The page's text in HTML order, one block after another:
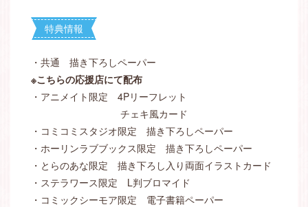
特典情報
・共通 描き下ろしペーパー
※こちらの応援店にて配布
・アニメイト限定 4Pリーフレット
チェキ風カード
・コミコミスタジオ限定 描き下ろしペーパー
・ホーリンラブブックス限定 描き下ろしペーパー
・とらのあな限定 描き下ろし入り両面イラストカード
・ステラワース限定 L判ブロマイド
・コミックシーモア限定 電子書籍ペーパー